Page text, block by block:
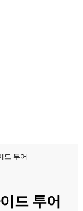
드 투어
드 투어